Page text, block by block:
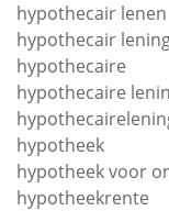
hypothecair lenen
hypothecair
hypothecaire
hypothecaire
hypotheek
hypotheek voor
hypotheekrente